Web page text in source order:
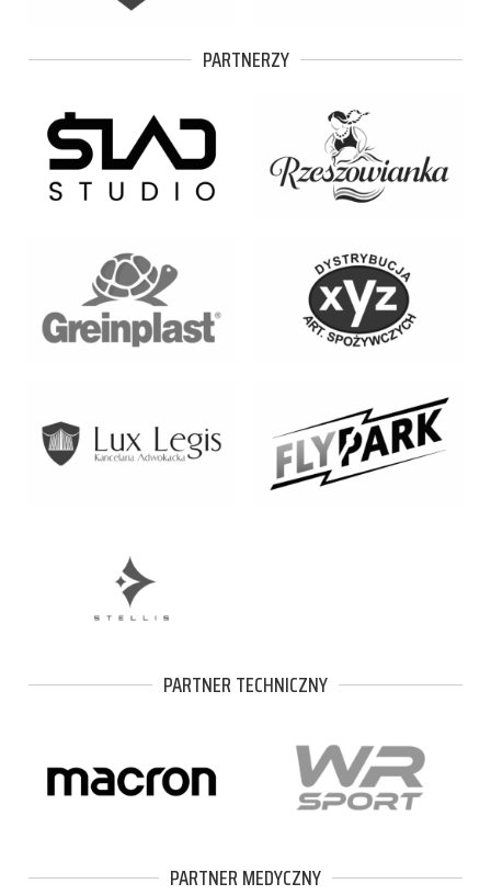
PARTNERZY
PARTNER TECHNICZNY
PARTNER MEDYCZNY